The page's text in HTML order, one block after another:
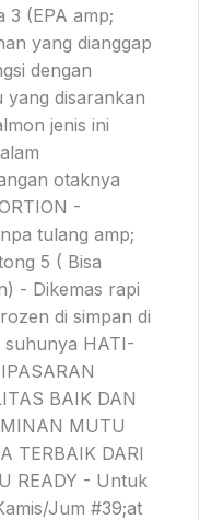
3 (EPA amp;
yang dianggap
dengan
yang disarankan
jenis ini
otaknya
-
tulang amp;
5 ( Bisa
- Dikemas rapi
di simpan di
suhunya HATI-
BAIK DAN
MUTU
TERBAIK DARI
READY - Untuk
Jum #39;at